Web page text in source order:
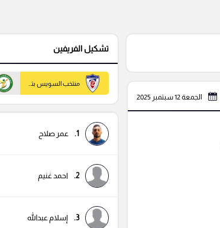
الجمعة 12 سبتمبر 2025
تشكيل الفريفين
1. عمر صلاح
2. احمد غنيم
3. إسلام عبدالله